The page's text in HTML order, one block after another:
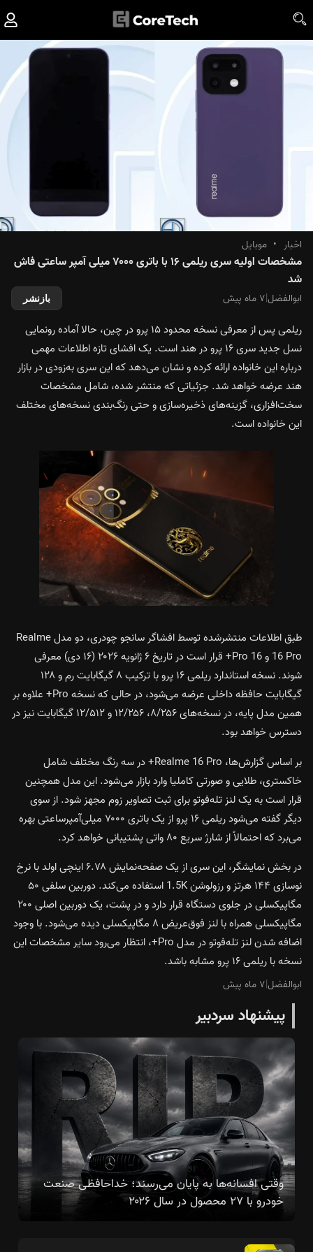
اخبار • موبایل
مشخصات اولیه سری ریلمی ۱۶ با باتری ۷۰۰۰ میلی آمپر ساعتی فاش
شد
ابوالفضل|۷ ماه پیش بازنشر
ریلمی پس از معرفی نسخه محدود ۱۵ پرو در چین، حالا آماده رونمایی
نسل جدید سری ۱۶ پرو در هند است. یک افشای تازه اطلاعات مهمی
درباره این خانواده ارائه کرده و نشان می‌دهد که این سری به‌زودی در بازار
هند عرضه خواهد شد. جزئیاتی که منتشر شده، شامل مشخصات
سخت‌افزاری، گزینه‌های ذخیره‌سازی و حتی رنگ‌بندی نسخه‌های مختلف
این خانواده است.
طبق اطلاعات منتشرشده توسط افشاگر سانجو چودری، دو مدل Realme
16 Pro و 16 Pro+ قرار است در تاریخ ۶ ژانویه ۲۰۲۶ (۱۶ دی) معرفی
شوند. نسخه استاندارد ریلمی ۱۶ پرو با ترکیب ۸ گیگابایت رم و ۱۲۸
گیگابایت حافظه داخلی عرضه می‌شود، در حالی که نسخه Pro+ علاوه بر
همین مدل پایه، در نسخه‌های ۸/۲۵۶، ۱۲/۲۵۶ و ۱۲/۵۱۲ گیگابایت نیز در
دسترس خواهد بود.
بر اساس گزارش‌ها، Realme 16 Pro+ در سه رنگ مختلف شامل
خاکستری، طلایی و صورتی کاملیا وارد بازار می‌شود. این مدل همچنین
قرار است به یک لنز تله‌فوتو برای ثبت تصاویر زوم مجهز شود. از سوی
دیگر گفته می‌شود ریلمی ۱۶ پرو از یک باتری ۷۰۰۰ میلی‌آمپرساعتی بهره
می‌برد که احتمالاً از شارژ سریع ۸۰ واتی پشتیبانی خواهد کرد.
در بخش نمایشگر، این سری از یک صفحه‌نمایش ۶.۷۸ اینچی اولد با نرخ
نوسازی ۱۴۴ هرتز و رزولوشن 1.5K استفاده می‌کند. دوربین سلفی ۵۰
مگاپیکسلی در جلوی دستگاه قرار دارد و در پشت، یک دوربین اصلی ۲۰۰
مگاپیکسلی همراه با لنز فوق‌عریض ۸ مگاپیکسلی دیده می‌شود. با وجود
اضافه شدن لنز تله‌فوتو در مدل Pro+، انتظار می‌رود سایر مشخصات این
نسخه با ریلمی ۱۶ پرو مشابه باشد.
ابوالفضل|۷ ماه پیش
پیشنهاد سردبیر
وقتی افسانه‌ها به پایان می‌رسند؛ خداحافظی صنعت
خودرو با ۲۷ محصول در سال ۲۰۲۶